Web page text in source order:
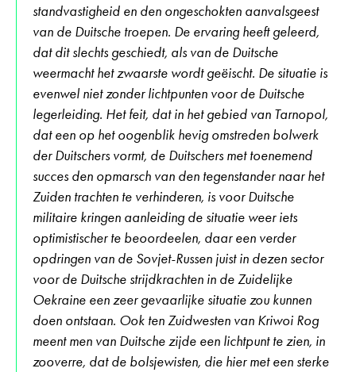
standvastigheid en den ongeschokten aanvalsgeest
van de Duitsche troepen. De ervaring heeft geleerd,
dat dit slechts geschiedt, als van de Duitsche
weermacht het zwaarste wordt geëischt. De situatie is
evenwel niet zonder lichtpunten voor de Duitsche
legerleiding. Het feit, dat in het gebied van Tarnopol,
dat een op het oogenblik hevig omstreden bolwerk
der Duitschers vormt, de Duitschers met toenemend
succes den opmarsch van den tegenstander naar het
Zuiden trachten te verhinderen, is voor Duitsche
militaire kringen aanleiding de situatie weer iets
optimistischer te beoordeelen, daar een verder
opdringen van de Sovjet-Russen juist in dezen sector
voor de Duitsche strijdkrachten in de Zuidelijke
Oekraine een zeer gevaarlijke situatie zou kunnen
doen ontstaan. Ook ten Zuidwesten van Kriwoi Rog
meent men van Duitsche zijde een lichtpunt te zien, in
zooverre, dat de bolsjewisten, die hier met een sterke